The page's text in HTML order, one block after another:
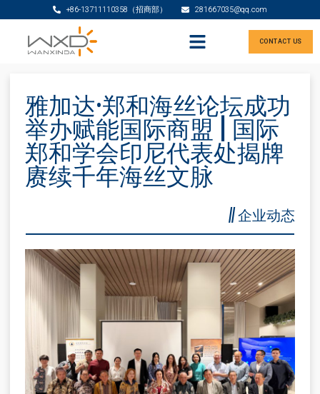
+86-13711110358（招商部） 281667035@qq.com
CONTACT US
雅加达·郑和海丝论坛成功
举办赋能国际商盟 | 国际
郑和学会印尼代表处揭牌
赓续千年海丝文脉
//企业动态